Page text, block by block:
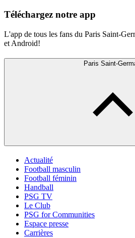
Téléchargez notre app
L'app de tous les fans du Paris Saint-
et Android!
Paris Saint-
Actualité
Football masculin
Football féminin
Handball
PSG TV
Le Club
PSG for Communities
Espace presse
Carrières